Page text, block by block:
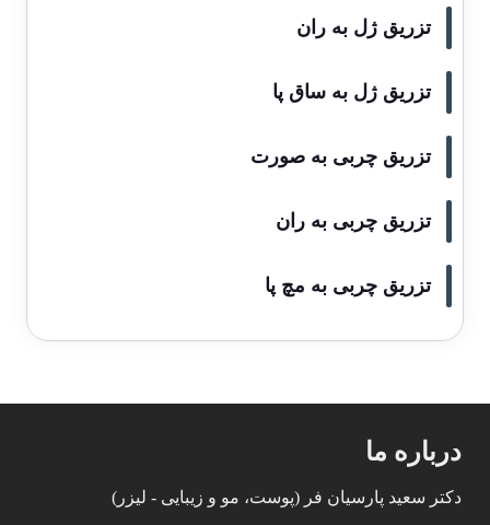
تزریق ژل به ران
تزریق ژل به ساق پا
تزریق چربی به صورت
تزریق چربی به ران
تزریق چربی به مچ پا
درباره ما
دکتر سعید پارسیان فر (پوست، مو و زیبایی - لیزر)